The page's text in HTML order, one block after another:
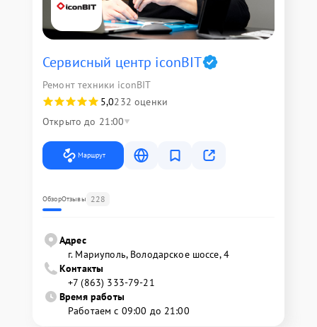
Сервисный центр iconBIT
Ремонт техники iconBIT
5,0232 оценки
Открыто до 21:00
Маршрут
ОбзорОтзывы 228
Адрес
г. Мариуполь, Володарское шоссе, 4
Контакты
+7 (863) 333-79-21
Время работы
Работаем с 09:00 до 21:00